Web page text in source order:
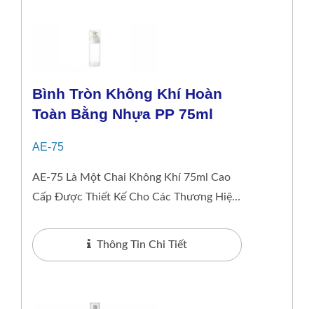
Bình Tròn Không Khí Hoàn
Toàn Bằng Nhựa PP 75ml
AE-75
AE-75 Là Một Chai Không Khí 75ml Cao
Cấp Được Thiết Kế Cho Các Thương Hiệu
Thay Thế...
Thông Tin Chi Tiết